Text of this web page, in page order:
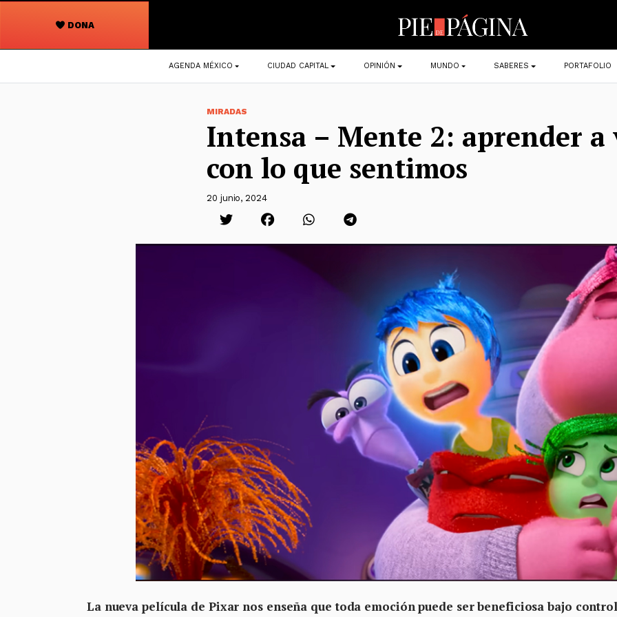
DONA
Navegación
principal
AGENDA MÉXICO CIUDAD CAPITAL OPINIÓN MUNDO SABERES PORTAFOLIO
MIRADAS
Intensa – Mente 2: aprender
con lo que sentimos
20 junio, 2024
La nueva película de Pixar nos enseña que toda emoción puede ser beneficiosa bajo